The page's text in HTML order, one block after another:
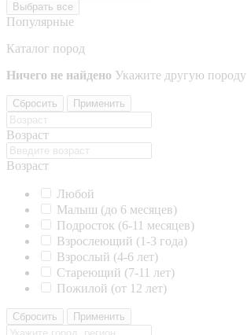
Выбрать все
Популярные
Каталог пород
Ничего не найдено Укажите другую породу
Сбросить Применить
Возраст
Возраст
Любой
Малыш (до 6 месяцев)
Подросток (6-11 месяцев)
Взрослеющий (1-3 года)
Взрослый (4-6 лет)
Стареющий (7-11 лет)
Пожилой (от 12 лет)
Сбросить Применить